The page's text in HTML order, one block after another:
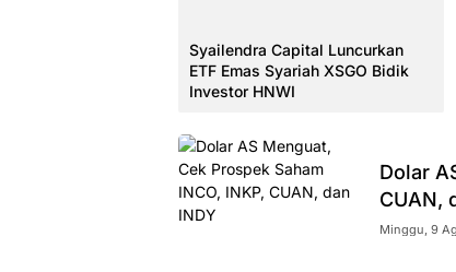
Syailendra Capital Luncurkan
ETF Emas Syariah XSGO Bidik
Investor HNWI
Dolar
CUAN,
Minggu, 9